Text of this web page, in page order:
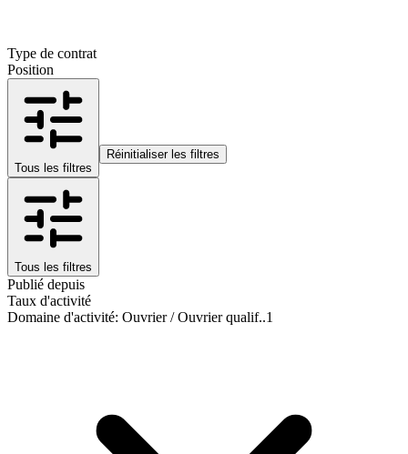
Type de contrat
Position
Tous les filtres
Réinitialiser les filtres
Tous les filtres
Publié depuis
Taux d'activité
Domaine d'activité: Ouvrier / Ouvrier qualif..1